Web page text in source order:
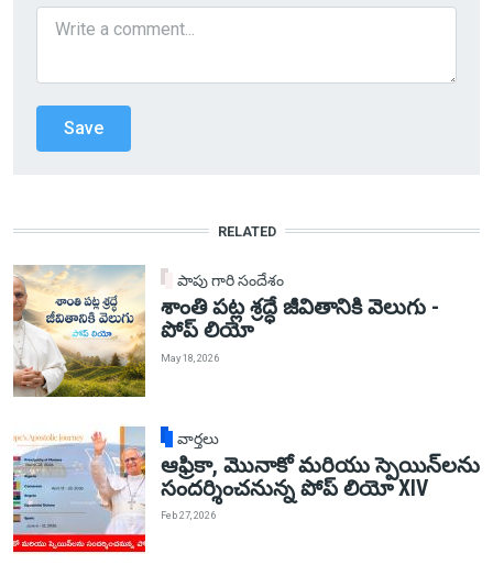
RELATED
పాపు గారి సందేశం
శాంతి పట్ల శ్రద్ధే జీవితానికి వెలుగు -
పోప్ లియో
May 18, 2026
వార్తలు
ఆఫ్రికా, మొనాకో మరియు స్పెయిన్‌లను
సందర్శించనున్న పోప్ లియో XIV
Feb 27, 2026